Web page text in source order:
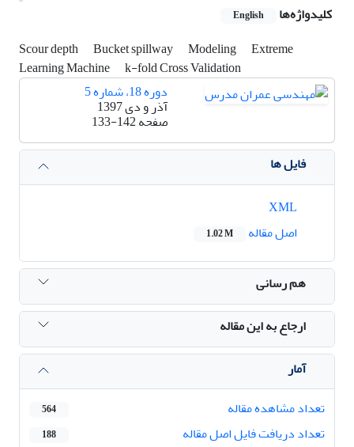
کلیدواژه‌ها
English
Scour depth Bucket spillway Modeling
Extreme
Learning Machine
k-fold Cross Validation
دوره 18، شماره 5
آذر و دی 1397
صفحه133-142
فایل ها
اصل مقاله
1.02 M
هم رسانی
ارجاع به این مقاله
آمار
تعداد مشاهده مقاله
564
تعداد دریافت فایل اصل مقاله 188